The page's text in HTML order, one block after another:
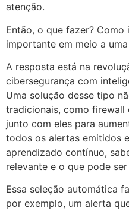
atenção.
Então, o que fazer?
importante em meio a
A resposta está na
cibersegurança com
Uma solução desse tipo
tradicionais, como firewall
junto com eles para
todos os alertas emitidos
aprendizado contínuo,
relevante e o que pode
Essa seleção automática
por exemplo, um alerta